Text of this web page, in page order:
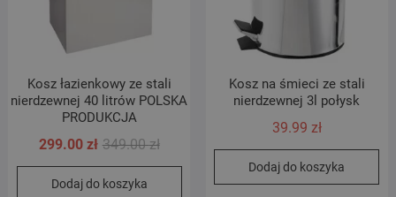
Kosz łazienkowy ze stali
nierdzewnej 40 litrów POLSKA
PRODUKCJA
349.00złPierwotna
cena
wynosiła:
299.00 zł
Aktualna
cena
Dodaj do koszyka
Kosz na śmieci ze stali
nierdzewnej 3l połysk
39.99 zł
Dodaj do koszyka